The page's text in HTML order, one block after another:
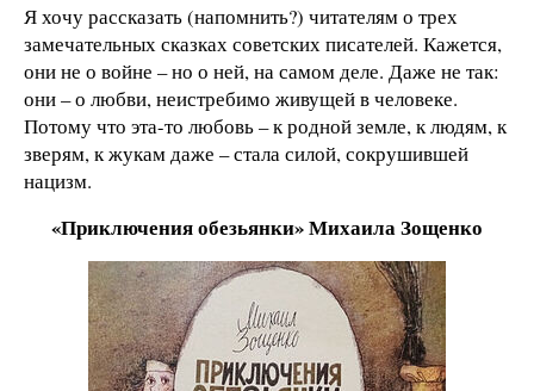
Я хочу рассказать (напомнить?) читателям о трех
замечательных сказках советских писателей. Кажется,
они не о войне – но о ней, на самом деле. Даже не так:
они – о любви, неистребимо живущей в человеке.
Потому что эта-то любовь – к родной земле, к людям, к
зверям, к жукам даже – стала силой, сокрушившей
нацизм.
«Приключения обезьянки» Михаила Зощенко